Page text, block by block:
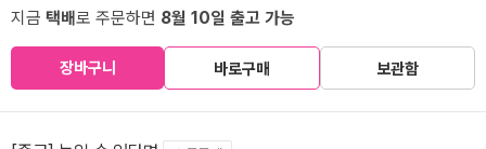
지금 택배로 주문하면 8월 10일 출고 가능
장바구니 바로구매 보관함